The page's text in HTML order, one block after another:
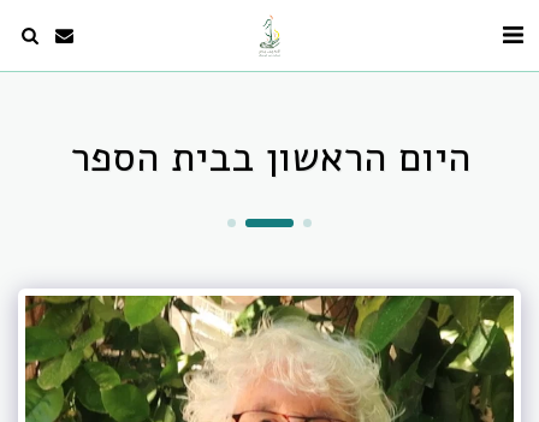
היום הראשון בבית הספר